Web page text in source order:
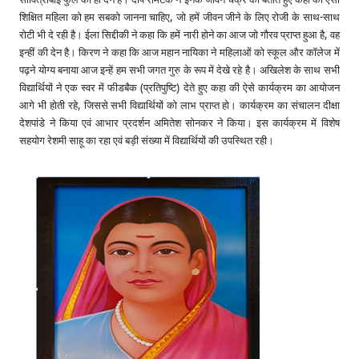
शिक्षित महिला को हम सबको जानना चाहिए, जो हमें जीवन जीने के लिए रोजी के साथ-साथ
रोटी भी दे रही है। ईला सिद्दीकी ने कहा कि हमें नारी होने का आज जो गौरव प्राप्त हुआ है, वह
इन्हीं की देन है। किरण ने कहा कि आज महान नायिका ने महिलाओं को स्कूल और कॉलेज में
पढ़ने योग्य बनाया आज इन्हें हम सभी जगत गुरु के रूप में देखे रहे है। अखिलेश के साथ सभी
विद्यार्थियों ने एक स्वर में फीडबैक (प्रतिपुष्टि) देते हुए कहा की ऐसे कार्यक्रम का आयोजन
आगे भी होती रहे, जिससे सभी विद्यार्थियों को लाभ प्राप्त हो। कार्यक्रम का संचालन दीक्षा
देशपांडे ने किया एवं आभार प्रदर्शन अमितेश सोनकर ने किया। इस कार्यक्रम में विशेष
सहयोग रेशमी साहू का रहा एवं बड़ी संख्या में विद्यार्थियों की उपस्थित रही।